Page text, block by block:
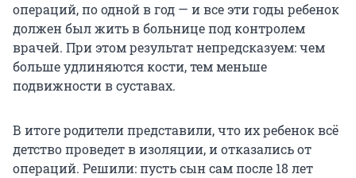
операций, по одной в год — и все эти годы ребенок
должен был жить в больнице под контролем
врачей. При этом результат непредсказуем: чем
больше удлиняются кости, тем меньше
подвижности в суставах.
В итоге родители представили, что их ребенок всё
детство проведет в изоляции, и отказались от
операций. Решили: пусть сын сам после 18 лет